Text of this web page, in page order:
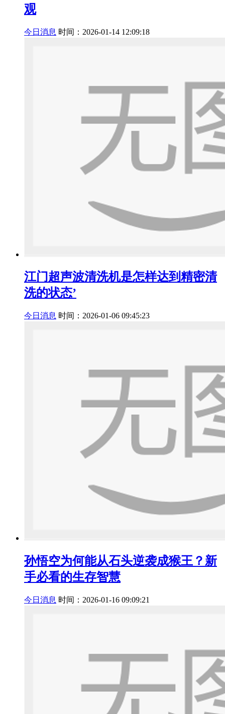
观
今日消息 时间：2026-01-14 12:09:18
江门超声波清洗机是怎样达到精密清
洗的状态’
今日消息 时间：2026-01-06 09:45:23
孙悟空为何能从石头逆袭成猴王？新
手必看的生存智慧
今日消息 时间：2026-01-16 09:09:21